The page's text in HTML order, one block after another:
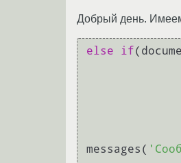
Добрый день. Имеем
else if
messages(